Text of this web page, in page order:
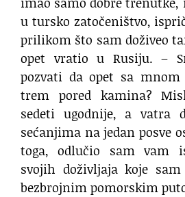
u tursko zatočeništvo,
prilikom što sam doživeo
opet vratio u Rusiju. –
pozvati da opet sa
trem pored kamina?
sedeti ugodnije, a vatra
sećanjima na jedan posve
toga, odlučio sam vam
svojih doživljaja koje
bezbrojnim pomorskim